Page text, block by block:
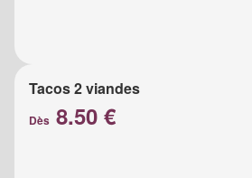
Tacos 2 viandes
Dès 8.50 €